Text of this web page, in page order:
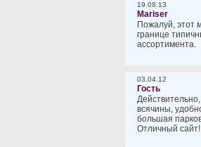
19.08.13
Mariser
Пожалуй, этот
границе
ассортимента.
03.04.12
Гость
всячины,
большая
Отличный сайт!